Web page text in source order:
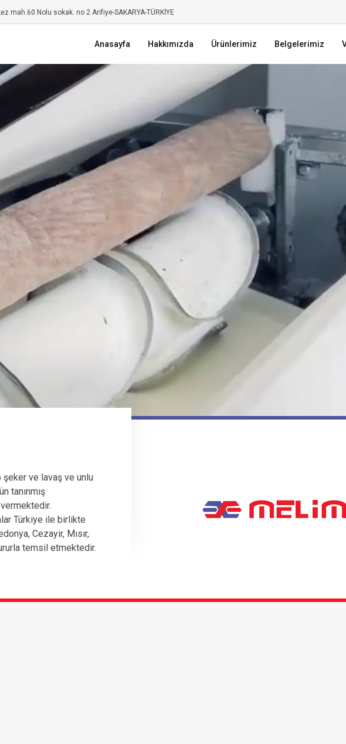
mah.60 Nolu sokak. no 2 Arifiye-SAKARYA-TÜRKİYE
Anasayfa Hakkımızda Ürünlerimiz Belgelerimiz
şeker ve lavaş ve unlu
tanınmış
Türkiye ile birlikte
Cezayir, Mısır,
temsil etmektedir.